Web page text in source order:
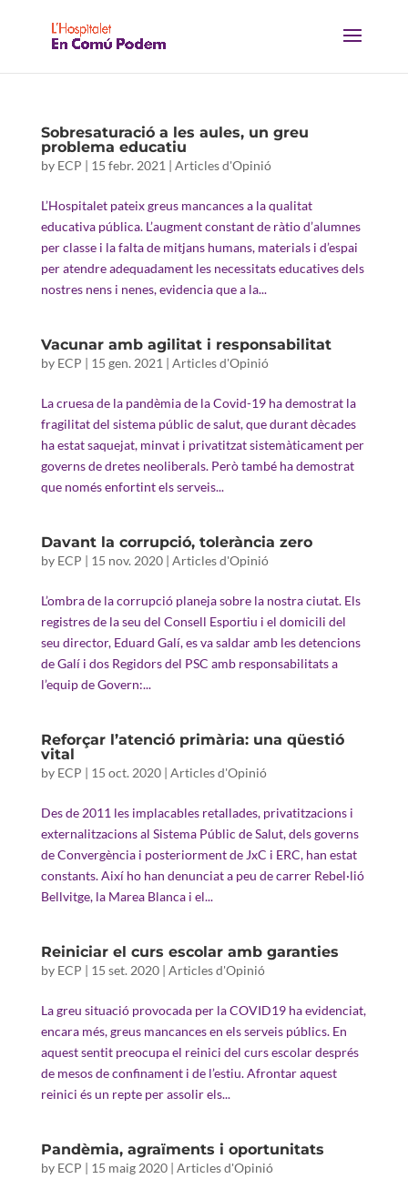
Sobresaturació a les aules, un greu
problema educatiu
by ECP | 15 febr. 2021 | Articles d'Opinió
L’Hospitalet pateix greus mancances a la qualitat
educativa pública. L’augment constant de ràtio d’alumnes
per classe i la falta de mitjans humans, materials i d’espai
per atendre adequadament les necessitats educatives dels
nostres nens i nenes, evidencia que a la...
Vacunar amb agilitat i responsabilitat
by ECP | 15 gen. 2021 | Articles d'Opinió
La cruesa de la pandèmia de la Covid-19 ha demostrat la
fragilitat del sistema públic de salut, que durant dècades
ha estat saquejat, minvat i privatitzat sistemàticament per
governs de dretes neoliberals. Però també ha demostrat
que només enfortint els serveis...
Davant la corrupció, tolerància zero
by ECP | 15 nov. 2020| Articles d'Opinió
L’ombra de la corrupció planeja sobre la nostra ciutat. Els
registres de la seu del Consell Esportiu i el domicili del
seu director, Eduard Galí, es va saldar amb les detencions
de Galí i dos Regidors del PSC amb responsabilitats a
l’equip de Govern:...
Reforçar l’atenció primària: una qüestió
vital
by ECP | 15 oct. 2020| Articles d'Opinió
Des de 2011 les implacables retallades, privatitzacions i
externalitzacions al Sistema Públic de Salut, dels governs
de Convergència i posteriorment de JxC i ERC, han estat
constants. Així ho han denunciat a peu de carrer Rebel·lió
Bellvitge, la Marea Blanca i el...
Reiniciar el curs escolar amb garanties
by ECP | 15 set. 2020| Articles d'Opinió
La greu situació provocada per la COVID19 ha evidenciat,
encara més, greus mancances en els serveis públics. En
aquest sentit preocupa el reinici del curs escolar després
de mesos de confinament i de l’estiu. Afrontar aquest
reinici és un repte per assolir els...
Pandèmia, agraïments i oportunitats
by ECP | 15 maig 2020| Articles d'Opinió